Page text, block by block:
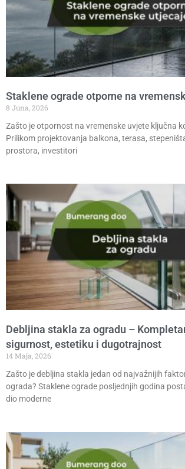
Staklene ograde otporne na
8 Juna, 2026
Zašto je otpornost na vremenske uvjete ključna
Prilikom projektovanja balkona, terasa,
prostora, investitori
Debljina stakla za ogradu –
sigurnost, estetiku i dugotrajnost
14 Maja, 2026
Zašto je debljina stakla jedan od najvažnijih
ograda? Staklene ograde posljednjih godina
dio moderne